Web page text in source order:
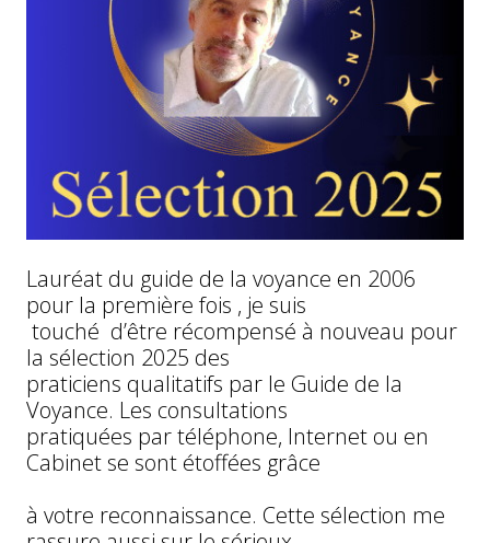
Lauréat du guide de la voyance en 2006
pour la première fois , je suis
touché d’être récompensé à nouveau pour
la sélection 2025 des
praticiens qualitatifs par le Guide de la
Voyance. Les consultations
pratiquées par téléphone, Internet ou en
Cabinet se sont étoffées grâce
à votre reconnaissance. Cette sélection me